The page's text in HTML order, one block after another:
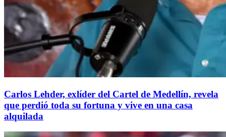
Carlos Lehder, exlíder del Cartel de Medellín, revela
que perdió toda su fortuna y vive en una casa
alquilada